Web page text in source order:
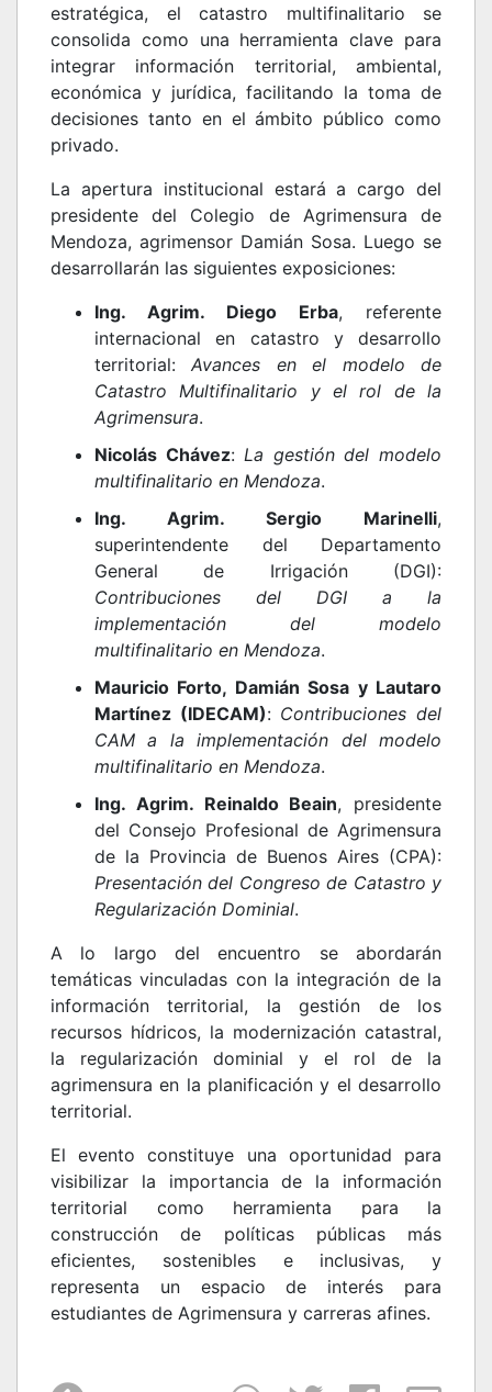
estratégica, el catastro multifinalitario se
consolida como una herramienta clave para
integrar información territorial, ambiental,
económica y jurídica, facilitando la toma de
decisiones tanto en el ámbito público como
privado.
La apertura institucional estará a cargo del
presidente del Colegio de Agrimensura de
Mendoza, agrimensor Damián Sosa. Luego se
desarrollarán las siguientes exposiciones:
Ing. Agrim. Diego Erba, referente
internacional en catastro y desarrollo
territorial:Avances en el modelo de
Catastro Multifinalitario y el rol de la
Agrimensura.
Nicolás Chávez:La gestión del modelo
multifinalitario en Mendoza.
Ing. Agrim. Sergio Marinelli,
superintendente del Departamento
General de Irrigación (DGI):
Contribuciones del DGI a la
implementación del modelo
multifinalitario en Mendoza.
Mauricio Forto, Damián Sosa y Lautaro
Martínez (IDECAM): Contribuciones del
CAM a la implementación del modelo
multifinalitario en Mendoza.
Ing. Agrim. Reinaldo Beain, presidente
del Consejo Profesional de Agrimensura
de la Provincia de Buenos Aires (CPA):
Presentación del Congreso de Catastro y
Regularización Dominial.
A lo largo del encuentro se abordarán
temáticas vinculadas con la integración de la
información territorial, la gestión de los
recursos hídricos, la modernización catastral,
la regularización dominial y el rol de la
agrimensura en la planificación y el desarrollo
territorial.
El evento constituye una oportunidad para
visibilizar la importancia de la información
territorial como herramienta para la
construcción de políticas públicas más
eficientes, sostenibles e inclusivas, y
representa un espacio de interés para
estudiantes de Agrimensura y carreras afines.